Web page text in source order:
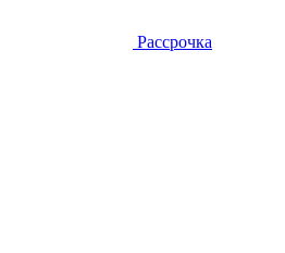
Рассрочка